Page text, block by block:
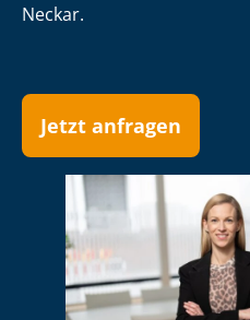
Neckar.
Jetzt anfragen